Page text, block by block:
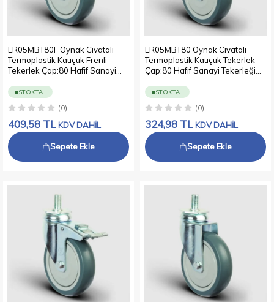
ER05MBT80F Oynak Civatalı
Termoplastik Kauçuk Frenli
Tekerlek Çap:80 Hafif Sanayi
Bilya Rulmanlı Polipropilen Üzeri
Termoplastik Kauçuk Kaplı Gri
Teker
STOKTA
(0)
409,58 TL KDV DAHİL
Sepete Ekle
ER05MBT80 Oynak Civatalı
Termoplastik Kauçuk Tekerlek
Çap:80 Hafif Sanayi Tekerleği
Rulmanlı Polipropilen Üzeri
Termoplastik Kauçuk Kaplı Gri
Teker
STOKTA
(0)
324,98 TL KDV DAHİL
Sepete Ekle